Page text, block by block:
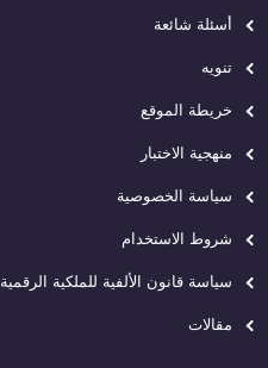
أسئلة شائعة
تنويه
خريطة الموقع
منهجية الاختبار
سياسة الخصوصية
شروط الاستخدام
سياسة قانون الألفية للملكية الرقمية
مقالات